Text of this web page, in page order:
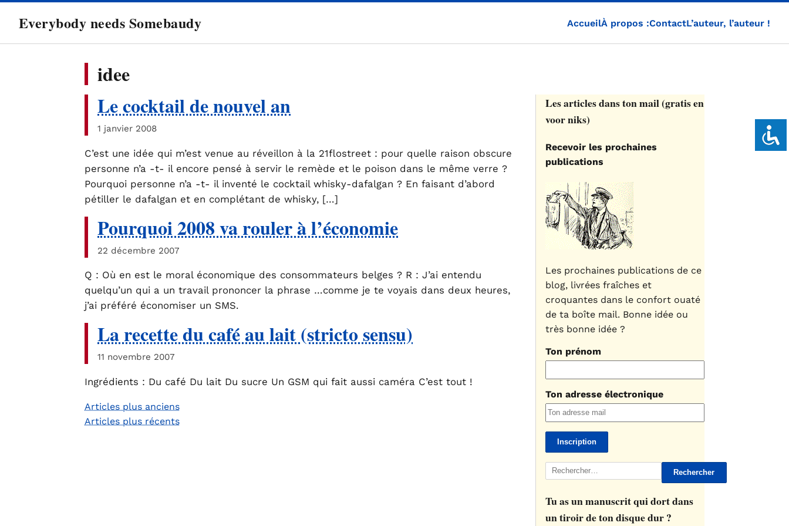
Everybody needs Somebaudy AccueilÀ propos :ContactL’auteur, l’auteur !
idee
Le cocktail de nouvel an
1 janvier 2008
C’est une idée qui m’est venue au réveillon à la 21flostreet : pour quelle raison obscure
personne n’a -t- il encore pensé à servir le remède et le poison dans le même verre ?
Pourquoi personne n’a -t- il inventé le cocktail whisky-dafalgan ? En faisant d’abord
pétiller le dafalgan et en complétant de whisky, […]
Pourquoi 2008 va rouler à l’économie
22 décembre 2007
Q : Où en est le moral économique des consommateurs belges ? R : J’ai entendu
quelqu’un qui a un travail prononcer la phrase …comme je te voyais dans deux heures,
j’ai préféré économiser un SMS.
La recette du café au lait (stricto sensu)
11 novembre 2007
Ingrédients : Du café Du lait Du sucre Un GSM qui fait aussi caméra C’est tout !
Navigation
Articles plus anciens
Articles plus récents
Les articles dans ton mail (gratis en
voor niks)
Recevoir les prochaines
publications
Les prochaines publications de ce
blog, livrées fraîches et
croquantes dans le confort ouaté
de ta boîte mail. Bonne idée ou
très bonne idée ?
Ton prénom
Ton adresse électronique
Rechercher :
Tu as un manuscrit qui dort dans
un tiroir de ton disque dur ?